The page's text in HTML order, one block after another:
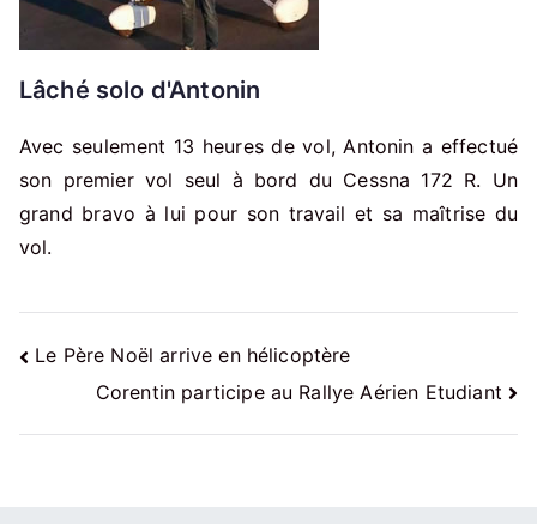
Lâché solo d'Antonin
Avec seulement 13 heures de vol, Antonin a effectué
son premier vol seul à bord du Cessna 172 R. Un
grand bravo à lui pour son travail et sa maîtrise du
vol.
Navigation
Le Père Noël arrive en hélicoptère
Corentin participe au Rallye Aérien Etudiant